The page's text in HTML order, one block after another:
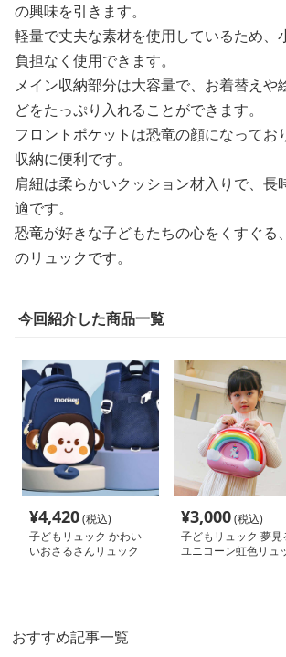
の興味を引きます。
軽量で丈夫な素材を使用しているため、
負担なく使用できます。
メイン収納部分は大容量で、お着替えや
どをたっぷり入れることができます。
フロントポケットは恐竜の顔になってお
収納に便利です。
肩紐は柔らかいクッション材入りで、長
適です。
恐竜が好きな子どもたちの心をくすぐる
のリュックです。
今回紹介した商品一覧
¥4,420(税込)
子どもリュック かわい
いおさるさんリュック
¥3,000(税込)
子どもリュック 夢見
ユニコーン虹色リュ
おすすめ記事一覧